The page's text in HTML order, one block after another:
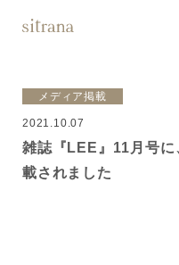
商品一覧 LINEUP
メディア掲載
2021.10.07
雑誌『LEE』11月号に
載されました